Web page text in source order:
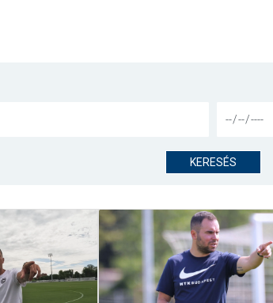
KERESÉS